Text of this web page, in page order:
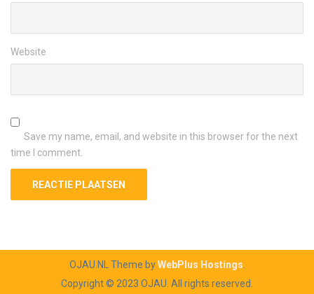
Website
Save my name, email, and website in this browser for the next
time I comment.
OJAU.NL Theme byWebPlus Hostings
Copyright © 2023 OJAU. All rights reserved.